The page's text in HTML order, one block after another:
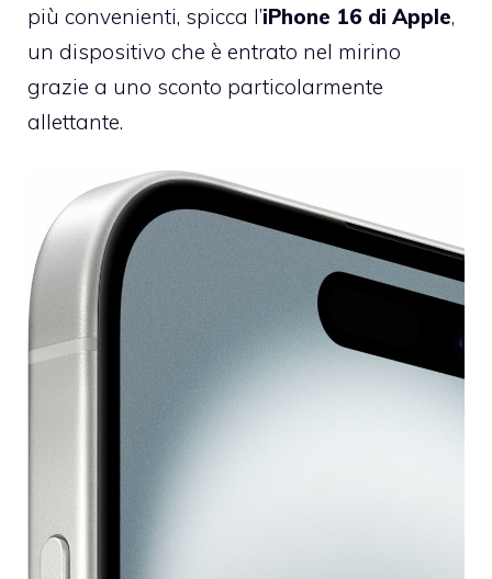
più convenienti, spicca l’iPhone 16 di Apple,
un dispositivo che è entrato nel mirino
grazie a uno sconto particolarmente
allettante.